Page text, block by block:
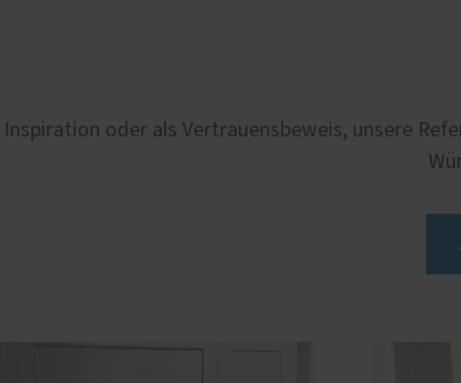
Inspiration oder als Vertrauensbeweis, unsere